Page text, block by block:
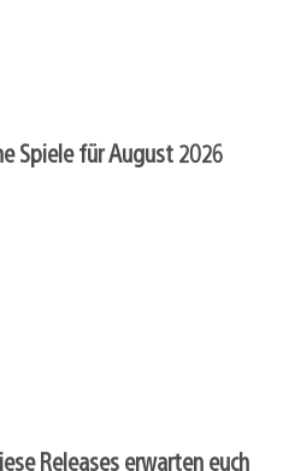
Spiele für August 2026
Releases erwarten euch